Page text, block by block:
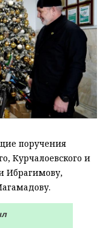
поручения
Курчалоевского и
Ибрагимову,